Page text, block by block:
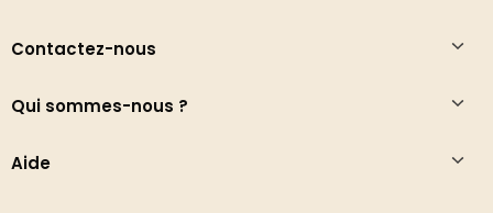
Contactez-nous
Qui sommes-nous ?
Aide